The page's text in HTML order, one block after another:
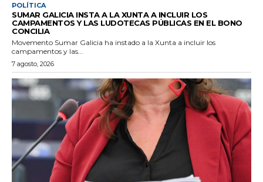
POLÍTICA
SUMAR GALICIA INSTA A LA XUNTA A INCLUIR LOS
CAMPAMENTOS Y LAS LUDOTECAS PÚBLICAS EN EL BONO
CONCILIA
Movemento Sumar Galicia ha instado a la Xunta a incluir los
campamentos y las...
7 agosto, 2026